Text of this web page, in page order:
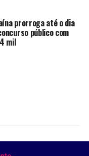
prorroga até o dia
público com
mil